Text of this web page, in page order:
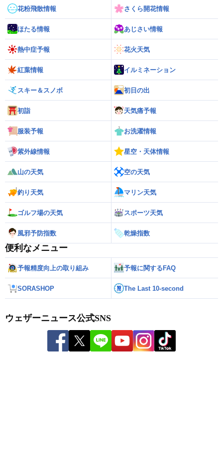
花粉飛散情報 さくら開花情報
ほたる情報 あじさい情報
熱中症予報 花火天気
紅葉情報 イルミネーション
スキー＆スノボ 初日の出
初詣 天気痛予報
服装予報 お洗濯情報
紫外線情報 星空・天体情報
山の天気 空の天気
釣り天気 マリン天気
ゴルフ場の天気 スポーツ天気
風邪予防指数 乾燥指数
便利なメニュー
予報精度向上の取り組み 予報に関するFAQ
SORASHOP The Last 10-second
ウェザーニュース公式SNS